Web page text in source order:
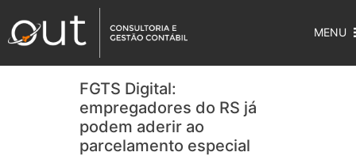
MENU
FGTS Digital:
empregadores do RS já
podem aderir ao
parcelamento especial